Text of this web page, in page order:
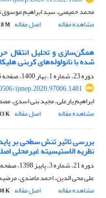
محمد حمیصی، سید ابراهیم
مشاهده مقاله
اصل مقاله M
همگن‌سازی و تحلیل انتقال
شده با نانولوله‌های کربنی
دوره 23، شماره 1، بهار 1400، صفحه
ijmep.2020.97006.1481
ابراهیم یارعلی، مجید بنی اسدی،
مشاهده مقاله
اصل مقاله K
بررسی تاثیر تنش سطحی بر
نظریه الاستیسیته غیرمحلی
دوره 21، شماره 3، پاییز 1398، صفحه
علی محی الدین، احمد مامندی،
مشاهده مقاله
اصل مقاله K